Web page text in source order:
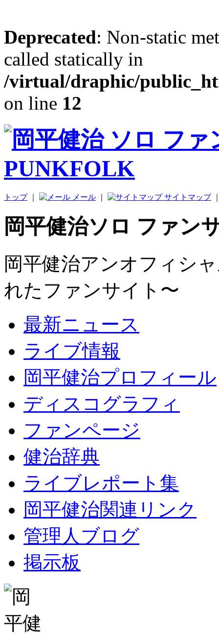
Deprecated: Non-static
called statically in
/virtual/draphic/
on line 12
トップ｜ メール サイトマップ
岡平健治ソロ ファン
岡平健治アンオフィシ
れたファンサイト〜
最新ニュース
ライブ情報
岡平健治プロフィール
ディスコグラフィ
ファンページ
健治辞典
ライブレポート集
岡平健治関連リンク
管理人ブログ
掲示板